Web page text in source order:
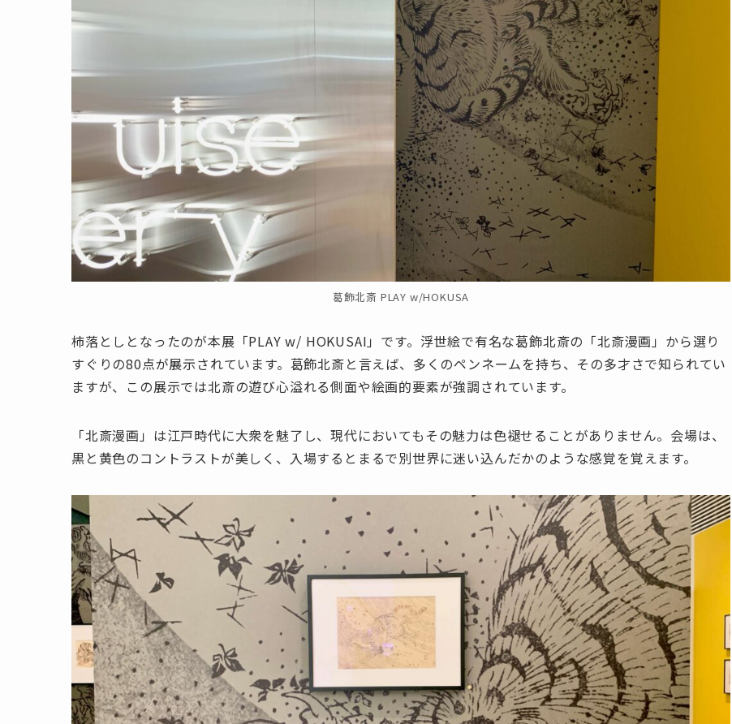
葛飾北斎 PLAY w/HOKUSA
柿落としとなったのが本展「PLAY w/ HOKUSAI」です。浮世絵で有名な葛飾北斎の「北斎漫画」から選り
すぐりの80点が展示されています。葛飾北斎と言えば、多くのペンネームを持ち、その多才さで知られてい
ますが、この展示では北斎の遊び心溢れる側面や絵画的要素が強調されています。
「北斎漫画」は江戸時代に大衆を魅了し、現代においてもその魅力は色褪せることがありません。会場は、
黒と黄色のコントラストが美しく、入場するとまるで別世界に迷い込んだかのような感覚を覚えます。